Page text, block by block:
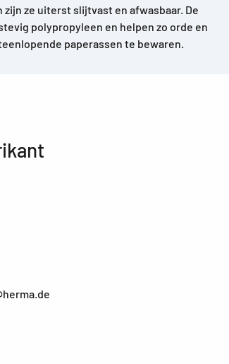
ze uiterst slijtvast en afwasbaar. De
polypropyleen en helpen zo orde en
paperassen te bewaren.